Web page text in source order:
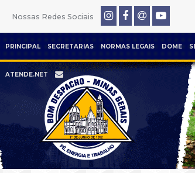
Nossas Redes Sociais
PRINCIPAL SECRETARIAS NORMAS LEGAIS DOME
ATENDE.NET